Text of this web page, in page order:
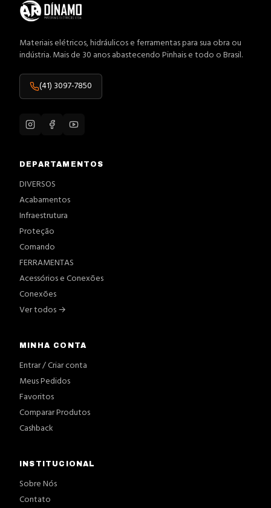
Materiais elétricos, hidráulicos e ferramentas para sua obra ou
indústria. Mais de 30 anos abastecendo Pinhais e todo o Brasil.
(41) 3097-7850
DEPARTAMENTOS
DIVERSOS
Acabamentos
Infraestrutura
Proteção
Comando
FERRAMENTAS
Acessórios e Conexões
Conexões
Ver todos →
MINHA CONTA
Entrar / Criar conta
Meus Pedidos
Favoritos
Comparar Produtos
Cashback
INSTITUCIONAL
Sobre Nós
Contato